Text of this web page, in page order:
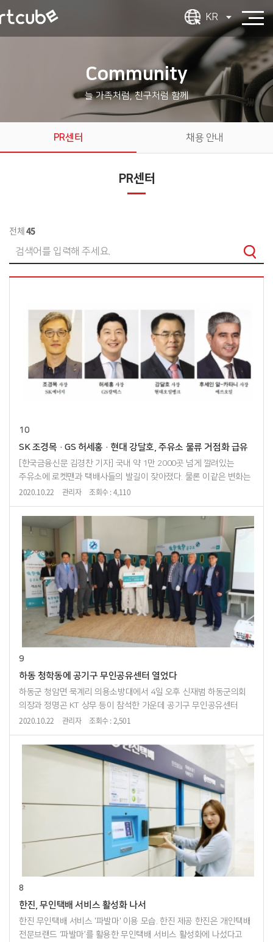
KR
Community
늘 가족처럼, 친구처럼 함께
PR센터 채용 안내
PR센터
전체45
10
SK 조경목·GS 허세홍·현대 강달호, 주유소 물류 거점화 급유
[한국금융신문 김경찬 기자] 국내 약 1만 2000곳 넘게 깔려있는
주유소에 로켓맨과 택배사들의 발길이 잦아졌다. 물론 이같은 변화는
기껏해야 세차나 정비 등 자동차 주행 관련 서비스만 부가했던
2020.10.22 관리자 조회수 : 4,110
9
하동 청학동에 공기구 무인공유센터 열었다
하동군 청암면 묵계리 의용소방대에서 4일 오후 신재범 하동군의회
의장과 정명곤 KT 상무 등이 참석한 가운데 공기구 무인공유센터
개소식을 갖고 있다./하동군/지리산 자락의 하동 청학동
기가창조마을에 국내 최초로 ICT(정보통신기술)를 ...
2020.10.22 관리자 조회수 : 2,501
8
한진, 무인택배 서비스 활성화 나서
한진 무인택배 서비스 '파발마' 이용 모습. 한진 제공 한진은 개인택배
전문브랜드 ‘파발마’를 활용한 무인택배 서비스 활성화에 나섰다고